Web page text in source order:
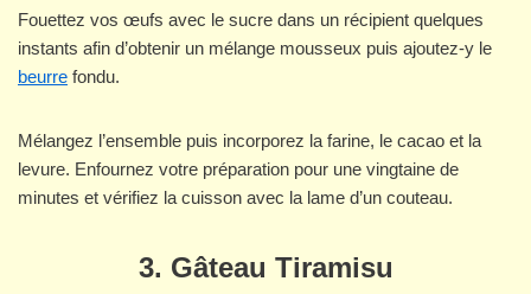
Fouettez vos œufs avec le sucre dans un récipient quelques
instants afin d’obtenir un mélange mousseux puis ajoutez-y le
beurre fondu.
Mélangez l’ensemble puis incorporez la farine, le cacao et la
levure. Enfournez votre préparation pour une vingtaine de
minutes et vérifiez la cuisson avec la lame d’un couteau.
3. Gâteau Tiramisu